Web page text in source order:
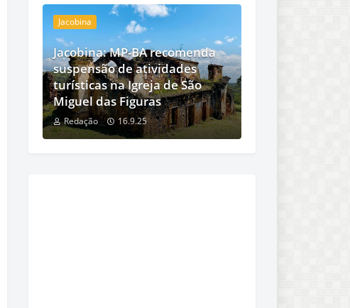
Jacobina
Jacobina: MP-BA recomenda
suspensão de atividades
turísticas na Igreja de São
Miguel das Figuras
Redação 16.9.25